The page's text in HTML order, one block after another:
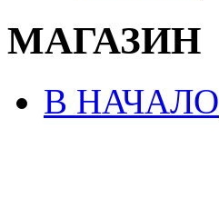
МАГАЗИН
В НАЧАЛО